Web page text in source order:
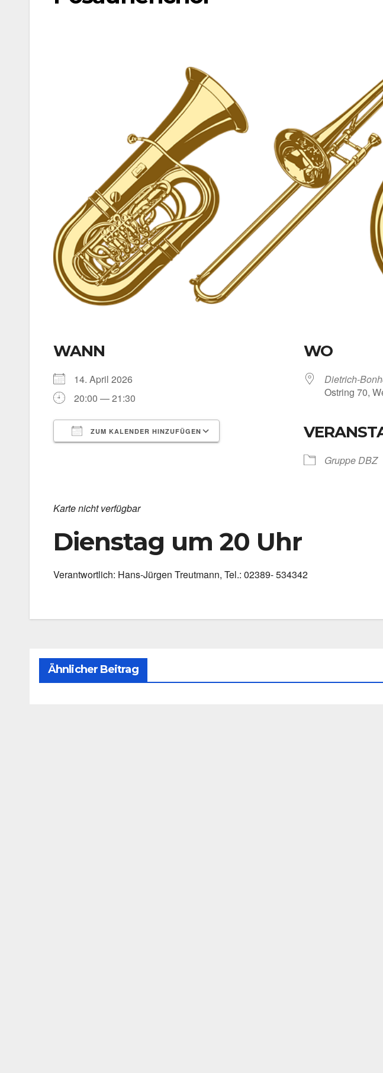
WANN
14. April 2026
20:00 — 21:30
ZUM KALENDER HINZUFÜGEN
WO
Dietrich-
Ost­ring 70,
Grup­pe DBZ
Kar­te nicht ver­füg­bar
Dienstag um 20 Uhr
Ver­ant­wort­lich: Hans-Jürgen Treut­mann, Tel.: 02389- 534342
Ähnlicher Beitrag